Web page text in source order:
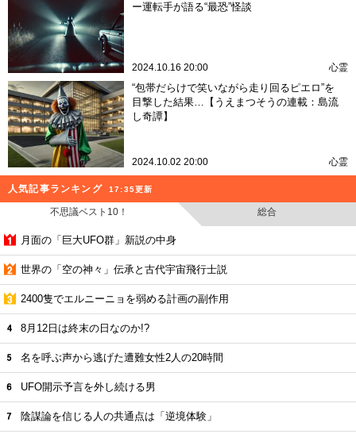
ー運転手が語る“最恐”怪談
2024.10.16 20:00 心霊
“包帯だらけで笑いながら走り回るピエロ”を
目撃した結果…【うえまつそうの連載：島流
し奇譚】
2024.10.02 20:00 心霊
人気記事ランキング 17:35更新
不思議ベスト10！ 総合
月面の「巨大UFO群」新説の中身
世界の「空の神々」伝承と古代宇宙飛行士説
2400隻でエルニーニョを弱める計画の副作用
8月12日は終末の日なのか!?
名を呼ぶ声から逃げた遭難女性2人の20時間
UFO開示予言を外し続ける男
陰謀論を信じる人の共通点は「逆境体験」